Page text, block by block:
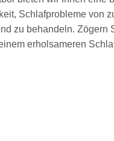
Schlafprobleme von
zu behandeln. Zögern
erholsameren